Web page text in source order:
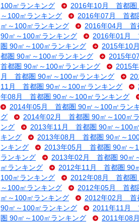
100㎡ランキング
2016年10月 首都圏
～100㎡ランキング
2016年07月 首都
㎡～100㎡ランキング
2016年04月 首
90㎡～100㎡ランキング
2016年01月
圏 90㎡～100㎡ランキング
2015年10
都圏 90㎡～100㎡ランキング
2015年
首都圏 90㎡～100㎡ランキング
2015
月 首都圏 90㎡～100㎡ランキング
11月 首都圏 90㎡～100㎡ランキング
年08月 首都圏 90㎡～100㎡ランキング
2014年05月 首都圏 90㎡～100㎡ラン
グ
2014年02月 首都圏 90㎡～100㎡
ング
2013年11月 首都圏 90㎡～100
キング
2013年08月 首都圏 90㎡～
ンキング
2013年05月 首都圏 90㎡～
ランキング
2013年02月 首都圏 90㎡
㎡ランキング
2012年11月 首都圏 90
100㎡ランキング
2012年08月 首都圏
～100㎡ランキング
2012年05月 首都
㎡～100㎡ランキング
2012年02月 首
90㎡～100㎡ランキング
2011年11月
圏 90㎡～100㎡ランキング
2011年08